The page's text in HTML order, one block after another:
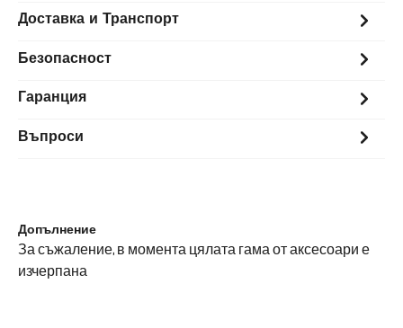
Доставка и Транспорт
Безопасност
Гаранция
Въпроси
Допълнение
За съжаление, в момента цялата гама от аксесоари е
изчерпана